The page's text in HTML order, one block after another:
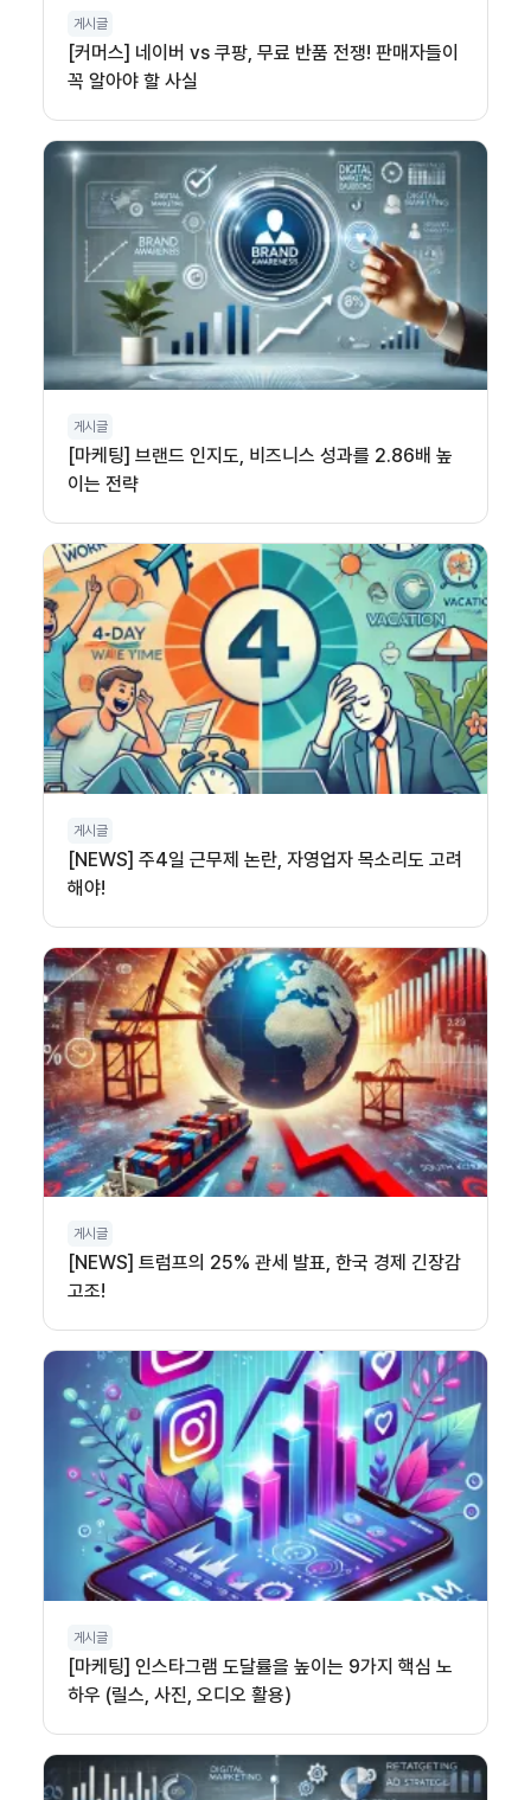
게시글
[커머스] 네이버 vs 쿠팡, 무료 반품 전쟁! 판매자들이
꼭 알아야 할 사실
게시글
[마케팅] 브랜드 인지도, 비즈니스 성과를 2.86배 높
이는 전략
게시글
[NEWS] 주4일 근무제 논란, 자영업자 목소리도 고려
해야!
게시글
[NEWS] 트럼프의 25% 관세 발표, 한국 경제 긴장감
고조!
게시글
[마케팅] 인스타그램 도달률을 높이는 9가지 핵심 노
하우 (릴스, 사진, 오디오 활용)